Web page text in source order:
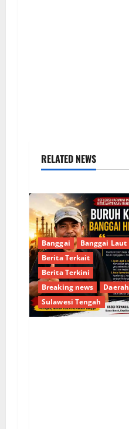
RELATED NEWS
Banggai
Banggai Laut
Berita Terkait
Berita Terkini
Breaking news
Daerah
Sulawesi Tengah